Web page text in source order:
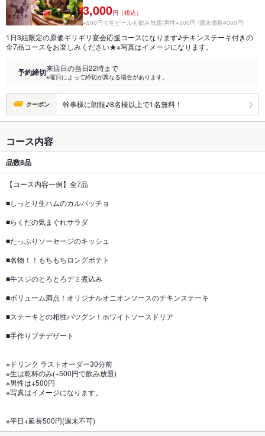
3,000円（税込）
+500円で生ビールも飲み放題/男性+500円 /週末価格4000円
1日3組限定の原価ギリギリ宴会応援コースになります♪チキンステーキ付きの
全7品コースをお楽しみください★※写真はイメージになります。
予約締切来店日の当日22時まで
※曜日によって締切が異なる場合があります。
クーポン 幹事様に朗報♪8名様以上で1名無料！
コース内容
品数8品
【コース内容一例】全7品
■しっとり生ハムのカルパッチョ
■らくだの気まぐれサラダ
■たっぷりソーセージのキッシュ
■名物！！もちもちロングポテト
■牛スジのとろとろデミ煮込み
■ボリューム満点！オリジナルオニオンソースのチキンステーキ
■ステーキとの相性バツグン！ホワイトソースドリア
■手作りプチデザート
※ドリンク ラストオーダー30分前
※生は乾杯のみ(+500円で飲み放題)
※男性は+500円
※写真はイメージになります。
※平日+延長500円(週末不可)